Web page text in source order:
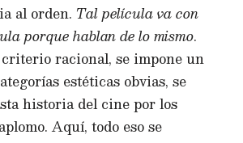
al orden. Tal película va con
porque hablan de lo mismo.
racional, se impone un
estéticas obvias, se
historia del cine por los
Aquí, todo eso se